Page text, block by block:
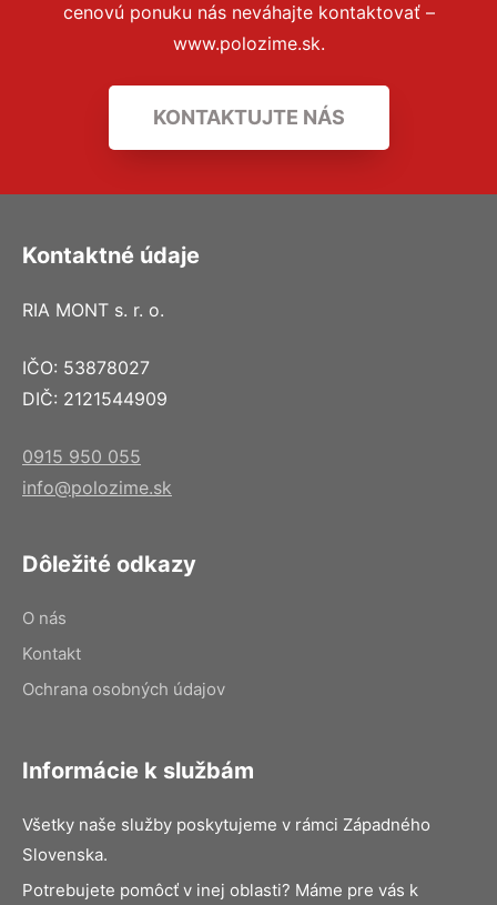
cenovú ponuku nás neváhajte kontaktovať –
www.polozime.sk.
KONTAKTUJTE NÁS
Kontaktné údaje
RIA MONT s. r. o.
IČO: 53878027
DIČ: 2121544909
0915 950 055
info@polozime.sk
Dôležité odkazy
O nás
Kontakt
Ochrana osobných údajov
Informácie k službám
Všetky naše služby poskytujeme v rámci Západného
Slovenska.
Potrebujete pomôcť v inej oblasti? Máme pre vás k